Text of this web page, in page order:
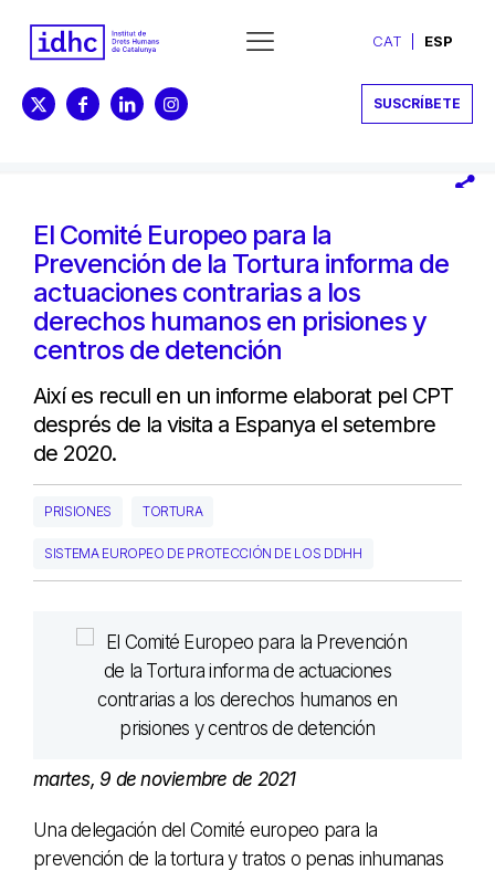
CAT ESP
SUSCRÍBETE
El Comité Europeo para la
Prevención de la Tortura informa de
actuaciones contrarias a los
derechos humanos en prisiones y
centros de detención
Així es recull en un informe elaborat pel CPT
després de la visita a Espanya el setembre
de 2020.
PRISIONES TORTURA
SISTEMA EUROPEO DE PROTECCIÓN DE LOS DDHH
martes, 9 de noviembre de 2021
Una delegación del Comité europeo para la
prevención de la tortura y tratos o penas inhumanas